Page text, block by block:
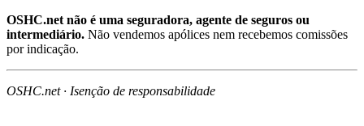
OSHC.net não é uma seguradora, agente de seguros ou
intermediário. Não vendemos apólices nem recebemos comissões
por indicação.
OSHC.net · Isenção de responsabilidade